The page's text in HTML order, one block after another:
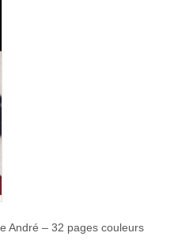
André – 32 pages couleurs